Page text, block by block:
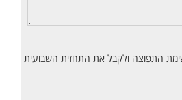
התפוצה ולקבל את התחזית השבועית